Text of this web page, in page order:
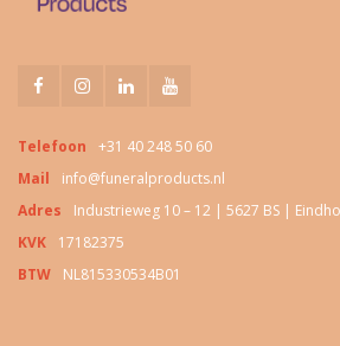
Telefoon
+31 40 248 50 60
Mail
info@funeralproducts.nl
Adres
Industrieweg 10 – 12 | 5627 BS |
KVK
17182375
BTW
NL815330534B01